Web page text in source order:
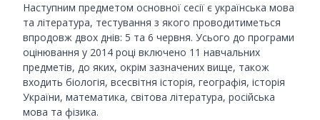
Наступним предметом основної сесії є українська мова
та література, тестування з якого проводитиметься
впродовж двох днів: 5 та 6 червня. Усього до програми
оцінювання у 2014 році включено 11 навчальних
предметів, до яких, окрім зазначених вище, також
входить біологія, всесвітня історія, географія, історія
України, математика, світова література, російська
мова та фізика.